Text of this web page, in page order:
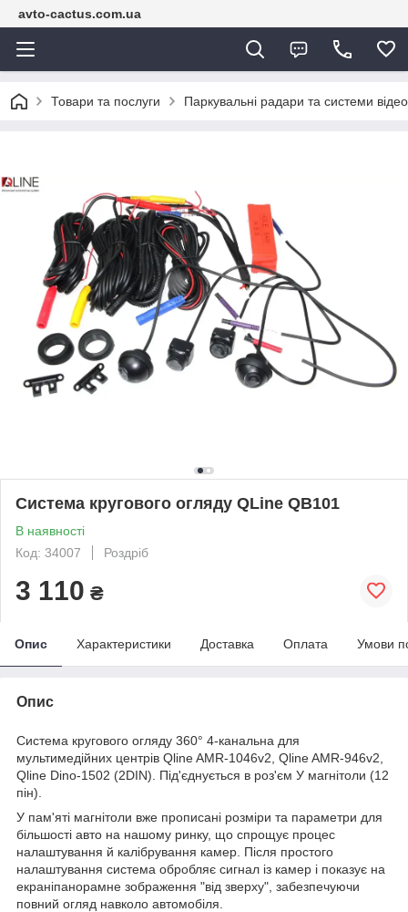
avto-cactus.com.ua
Товари та послуги Паркувальні радари та системи
Система кругового огляду QLine QB101
В наявності
Код: 34007
Роздріб
3 110 ₴
Опис Характеристики Доставка Оплата Умови
Опис
Система кругового огляду 360° 4-канальна для
мультимедійних центрів Qline AMR-1046v2, Qline AMR-946v2,
Qline Dino-1502 (2DIN). Під'єднується в роз'єм У магнітоли (12
пін).
У пам'яті магнітоли вже прописані розміри та параметри для
більшості авто на нашому ринку, що спрощує процес
налаштування й калібрування камер. Після простого
налаштування система обробляє сигнал із камер і показує на
екраніпанорамне зображення "від зверху", забезпечуючи
повний огляд навколо автомобіля.